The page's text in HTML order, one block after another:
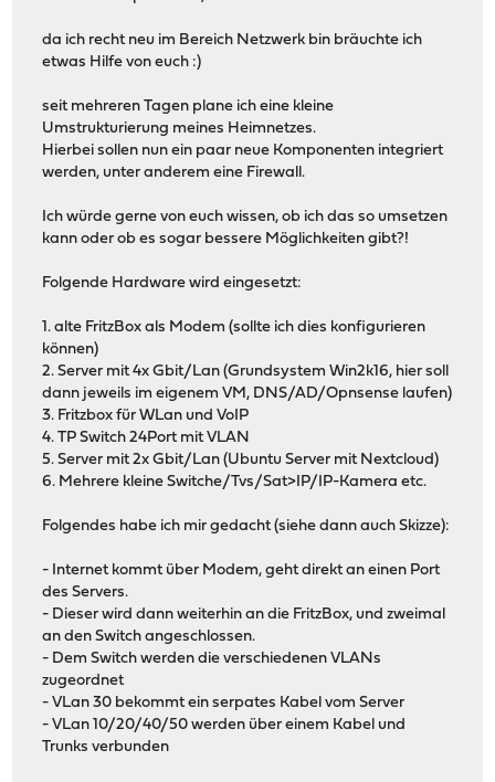
da ich recht neu im Bereich Netzwerk bin bräuchte ich
etwas Hilfe von euch :)
seit mehreren Tagen plane ich eine kleine
Umstrukturierung meines Heimnetzes.
Hierbei sollen nun ein paar neue Komponenten integriert
werden, unter anderem eine Firewall.
Ich würde gerne von euch wissen, ob ich das so umsetzen
kann oder ob es sogar bessere Möglichkeiten gibt?!
Folgende Hardware wird eingesetzt:
1. alte FritzBox als Modem (sollte ich dies konfigurieren
können)
2. Server mit 4x Gbit/Lan (Grundsystem Win2k16, hier soll
dann jeweils im eigenem VM, DNS/AD/Opnsense laufen)
3. Fritzbox für WLan und VoIP
4. TP Switch 24Port mit VLAN
5. Server mit 2x Gbit/Lan (Ubuntu Server mit Nextcloud)
6. Mehrere kleine Switche/Tvs/Sat>IP/IP-Kamera etc.
Folgendes habe ich mir gedacht (siehe dann auch Skizze):
- Internet kommt über Modem, geht direkt an einen Port
des Servers.
- Dieser wird dann weiterhin an die FritzBox, und zweimal
an den Switch angeschlossen.
- Dem Switch werden die verschiedenen VLANs
zugeordnet
- VLan 30 bekommt ein serpates Kabel vom Server
- VLan 10/20/40/50 werden über einem Kabel und
Trunks verbunden